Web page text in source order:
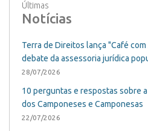
Últimas
Notícias
Terra de Direitos lança "Café
debate da assessoria jurídica
28/07/2026
10 perguntas e respostas sobre
dos Camponeses e Camponesas
22/07/2026